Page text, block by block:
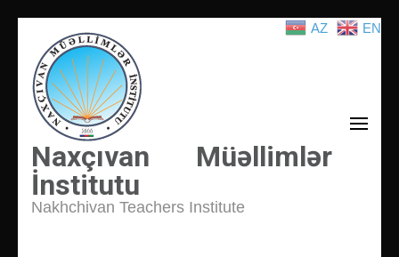
atla
(Enter
tuşuna
basın)
Naxçıvan Müəllimlər
İnstitutu
Nakhchivan Teachers Institute
AZ EN